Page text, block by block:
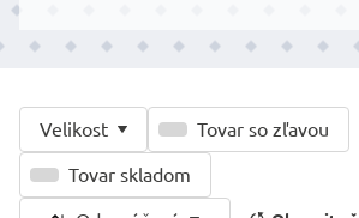
Velikost Tovar so zľavou
Tovar skladom